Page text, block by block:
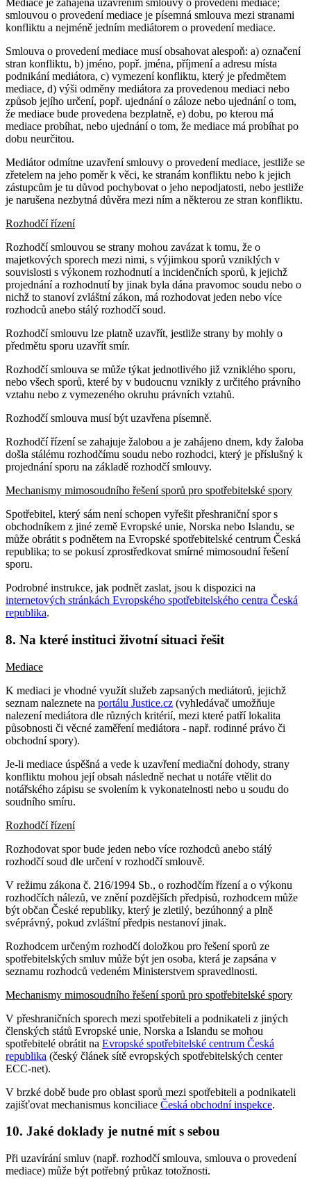
Mediace je zahájena uzavřením smlouvy o provedení mediace;
smlouvou o provedení mediace je písemná smlouva mezi stranami
konfliktu a nejméně jedním mediátorem o provedení mediace.
Smlouva o provedení mediace musí obsahovat alespoň: a) označení
stran konfliktu, b) jméno, popř. jména, příjmení a adresu místa
podnikání mediátora, c) vymezení konfliktu, který je předmětem
mediace, d) výši odměny mediátora za provedenou mediaci nebo
způsob jejího určení, popř. ujednání o záloze nebo ujednání o tom,
že mediace bude provedena bezplatně, e) dobu, po kterou má
mediace probíhat, nebo ujednání o tom, že mediace má probíhat po
dobu neurčitou.
Mediátor odmítne uzavření smlouvy o provedení mediace, jestliže se
zřetelem na jeho poměr k věci, ke stranám konfliktu nebo k jejich
zástupcům je tu důvod pochybovat o jeho nepodjatosti, nebo jestliže
je narušena nezbytná důvěra mezi ním a některou ze stran konfliktu.
Rozhodčí řízení
Rozhodčí smlouvou se strany mohou zavázat k tomu, že o
majetkových sporech mezi nimi, s výjimkou sporů vzniklých v
souvislosti s výkonem rozhodnutí a incidenčních sporů, k jejichž
projednání a rozhodnutí by jinak byla dána pravomoc soudu nebo o
nichž to stanoví zvláštní zákon, má rozhodovat jeden nebo více
rozhodců anebo stálý rozhodčí soud.
Rozhodčí smlouvu lze platně uzavřít, jestliže strany by mohly o
předmětu sporu uzavřít smír.
Rozhodčí smlouva se může týkat jednotlivého již vzniklého sporu,
nebo všech sporů, které by v budoucnu vznikly z určitého právního
vztahu nebo z vymezeného okruhu právních vztahů.
Rozhodčí smlouva musí být uzavřena písemně.
Rozhodčí řízení se zahajuje žalobou a je zahájeno dnem, kdy žaloba
došla stálému rozhodčímu soudu nebo rozhodci, který je příslušný k
projednání sporu na základě rozhodčí smlouvy.
Mechanismy mimosoudního řešení sporů pro spotřebitelské spory
Spotřebitel, který sám není schopen vyřešit přeshraniční spor s
obchodníkem z jiné země Evropské unie, Norska nebo Islandu, se
může obrátit s podnětem na Evropské spotřebitelské centrum Česká
republika; to se pokusí zprostředkovat smírné mimosoudní řešení
sporu.
Podrobné instrukce, jak podnět zaslat, jsou k dispozici na
internetových stránkách Evropského spotřebitelského centra Česká
republika.
8. Na které instituci životní situaci řešit
Mediace
K mediaci je vhodné využít služeb zapsaných mediátorů, jejichž
seznam naleznete na portálu Justice.cz (vyhledávač umožňuje
nalezení mediátora dle různých kritérií, mezi které patří lokalita
působnosti či věcné zaměření mediátora - např. rodinné právo či
obchodní spory).
Je-li mediace úspěšná a vede k uzavření mediační dohody, strany
konfliktu mohou její obsah následně nechat u notáře vtělit do
notářského zápisu se svolením k vykonatelnosti nebo u soudu do
soudního smíru.
Rozhodčí řízení
Rozhodovat spor bude jeden nebo více rozhodců anebo stálý
rozhodčí soud dle určení v rozhodčí smlouvě.
V režimu zákona č. 216/1994 Sb., o rozhodčím řízení a o výkonu
rozhodčích nálezů, ve znění pozdějších předpisů, rozhodcem může
být občan České republiky, který je zletilý, bezúhonný a plně
svéprávný, pokud zvláštní předpis nestanoví jinak.
Rozhodcem určeným rozhodčí doložkou pro řešení sporů ze
spotřebitelských smluv může být jen osoba, která je zapsána v
seznamu rozhodců vedeném Ministerstvem spravedlnosti.
Mechanismy mimosoudního řešení sporů pro spotřebitelské spory
V přeshraničních sporech mezi spotřebiteli a podnikateli z jiných
členských států Evropské unie, Norska a Islandu se mohou
spotřebitelé obrátit na Evropské spotřebitelské centrum Česká
republika (český článek sítě evropských spotřebitelských center
ECC-net).
V brzké době bude pro oblast sporů mezi spotřebiteli a podnikateli
zajišťovat mechanismus konciliace Česká obchodní inspekce.
10. Jaké doklady je nutné mít s sebou
Při uzavírání smluv (např. rozhodčí smlouva, smlouva o provedení
mediace) může být potřebný průkaz totožnosti.